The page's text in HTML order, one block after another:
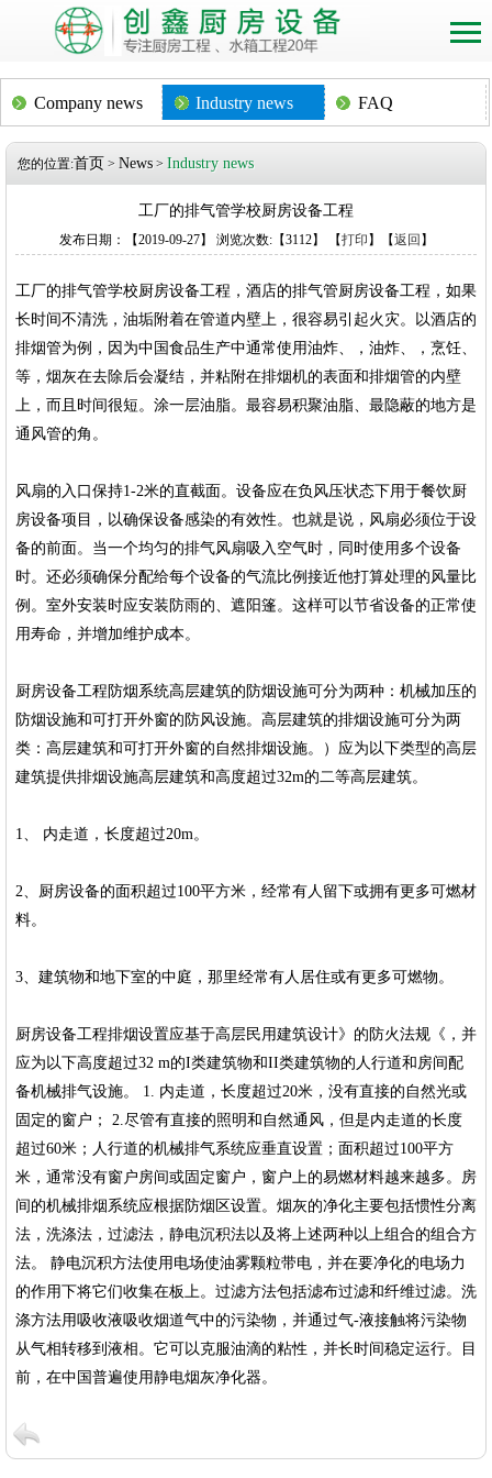
Company news Industry news FAQ
您的位置:首页 > News > Industry news
工厂的排气管学校厨房设备工程
发布日期：【2019-09-27】 浏览次数:【3112】 【打印 】【返回 】
工厂的排气管学校厨房设备工程，酒店的排气管厨房设备工程，如果
长时间不清洗，油垢附着在管道内壁上，很容易引起火灾。以酒店的
排烟管为例，因为中国食品生产中通常使用油炸、，油炸、，烹饪、
等，烟灰在去除后会凝结，并粘附在排烟机的表面和排烟管的内壁
上，而且时间很短。涂一层油脂。最容易积聚油脂、最隐蔽的地方是
通风管的角。
风扇的入口保持1-2米的直截面。设备应在负风压状态下用于餐饮厨
房设备项目，以确保设备感染的有效性。也就是说，风扇必须位于设
备的前面。当一个均匀的排气风扇吸入空气时，同时使用多个设备
时。还必须确保分配给每个设备的气流比例接近他打算处理的风量比
例。室外安装时应安装防雨的、遮阳篷。这样可以节省设备的正常使
用寿命，并增加维护成本。
厨房设备工程防烟系统高层建筑的防烟设施可分为两种：机械加压的
防烟设施和可打开外窗的防风设施。高层建筑的排烟设施可分为两
类：高层建筑和可打开外窗的自然排烟设施。）应为以下类型的高层
建筑提供排烟设施高层建筑和高度超过32m的二等高层建筑。
1、 内走道，长度超过20m。
2、厨房设备的面积超过100平方米，经常有人留下或拥有更多可燃材
料。
3、建筑物和地下室的中庭，那里经常有人居住或有更多可燃物。
厨房设备工程排烟设置应基于高层民用建筑设计》的防火法规《，并
应为以下高度超过32 m的I类建筑物和II类建筑物的人行道和房间配
备机械排气设施。 1. 内走道，长度超过20米，没有直接的自然光或
固定的窗户； 2.尽管有直接的照明和自然通风，但是内走道的长度
超过60米；人行道的机械排气系统应垂直设置；面积超过100平方
米，通常没有窗户房间或固定窗户，窗户上的易燃材料越来越多。房
间的机械排烟系统应根据防烟区设置。烟灰的净化主要包括惯性分离
法，洗涤法，过滤法，静电沉积法以及将上述两种以上组合的组合方
法。 静电沉积方法使用电场使油雾颗粒带电，并在要净化的电场力
的作用下将它们收集在板上。过滤方法包括滤布过滤和纤维过滤。洗
涤方法用吸收液吸收烟道气中的污染物，并通过气-液接触将污染物
从气相转移到液相。它可以克服油滴的粘性，并长时间稳定运行。目
前，在中国普遍使用静电烟灰净化器。